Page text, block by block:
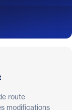
route
modifications